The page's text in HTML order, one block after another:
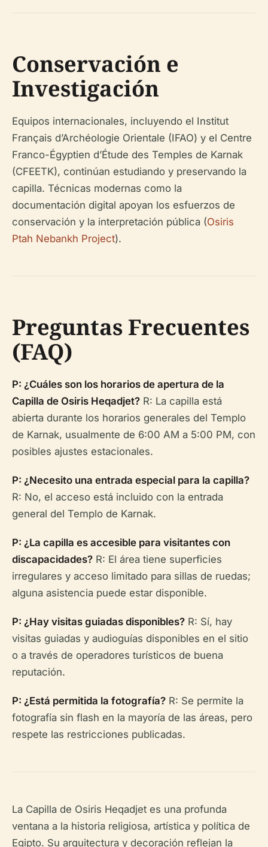
Conservación e
Investigación
Equipos internacionales, incluyendo el Institut
Français d’Archéologie Orientale (IFAO) y el Centre
Franco-Égyptien d’Étude des Temples de Karnak
(CFEETK), continúan estudiando y preservando la
capilla. Técnicas modernas como la
documentación digital apoyan los esfuerzos de
conservación y la interpretación pública (Osiris
Ptah Nebankh Project).
Preguntas Frecuentes
(FAQ)
P: ¿Cuáles son los horarios de apertura de la
Capilla de Osiris Heqadjet? R: La capilla está
abierta durante los horarios generales del Templo
de Karnak, usualmente de 6:00 AM a 5:00 PM, con
posibles ajustes estacionales.
P: ¿Necesito una entrada especial para la capilla?
R: No, el acceso está incluido con la entrada
general del Templo de Karnak.
P: ¿La capilla es accesible para visitantes con
discapacidades? R: El área tiene superficies
irregulares y acceso limitado para sillas de ruedas;
alguna asistencia puede estar disponible.
P: ¿Hay visitas guiadas disponibles? R: Sí, hay
visitas guiadas y audioguías disponibles en el sitio
o a través de operadores turísticos de buena
reputación.
P: ¿Está permitida la fotografía? R: Se permite la
fotografía sin flash en la mayoría de las áreas, pero
respete las restricciones publicadas.
La Capilla de Osiris Heqadjet es una profunda
ventana a la historia religiosa, artística y política de
Egipto. Su arquitectura y decoración reflejan la